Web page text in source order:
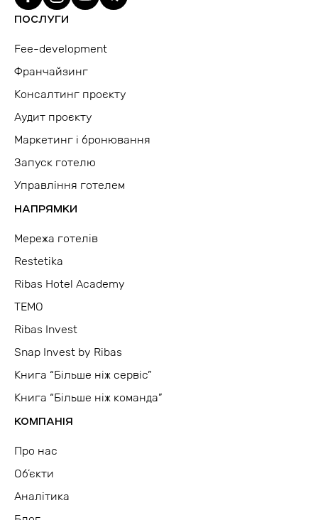
ПОСЛУГИ
Fee-development
Франчайзинг
Консалтинг проєкту
Аудит проєкту
Маркетинг і бронювання
Запуск готелю
Управління готелем
НАПРЯМКИ
Мережа готелів
Restetika
Ribas Hotel Academy
TEMO
Ribas Invest
Snap Invest by Ribas
Книга “Більше ніж сервіс”
Книга “Більше ніж команда”
КОМПАНІЯ
Про нас
Об’єкти
Аналітика